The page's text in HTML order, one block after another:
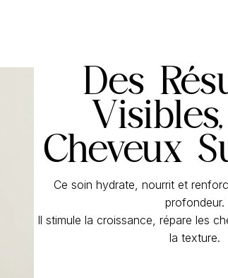
Des
Cheveux
Ce soin hydrate, nourrit et
profondeur.
Il stimule la croissance, répare les
la texture.